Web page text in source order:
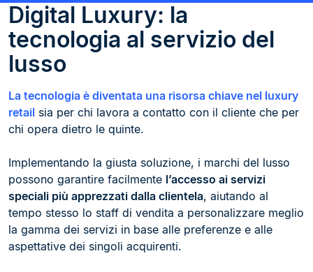
Digital Luxury: la
tecnologia al servizio del
lusso
La tecnologia è diventata una risorsa chiave nel luxury
retail sia per chi lavora a contatto con il cliente che per
chi opera dietro le quinte.
Implementando la giusta soluzione, i marchi del lusso
possono garantire facilmente l’accesso ai servizi
speciali più apprezzati dalla clientela, aiutando al
tempo stesso lo staff di vendita a personalizzare meglio
la gamma dei servizi in base alle preferenze e alle
aspettative dei singoli acquirenti.